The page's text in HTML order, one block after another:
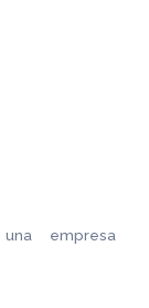
empresa